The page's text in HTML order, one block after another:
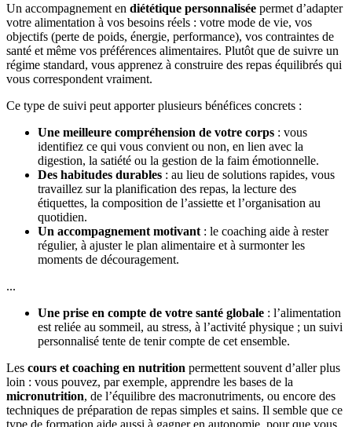
Un accompagnement en diététique personnalisée permet d’adapter
votre alimentation à vos besoins réels : votre mode de vie, vos
objectifs (perte de poids, énergie, performance), vos contraintes de
santé et même vos préférences alimentaires. Plutôt que de suivre un
régime standard, vous apprenez à construire des repas équilibrés qui
vous correspondent vraiment.
Ce type de suivi peut apporter plusieurs bénéfices concrets :
Une meilleure compréhension de votre corps : vous
identifiez ce qui vous convient ou non, en lien avec la
digestion, la satiété ou la gestion de la faim émotionnelle.
Des habitudes durables : au lieu de solutions rapides, vous
travaillez sur la planification des repas, la lecture des
étiquettes, la composition de l’assiette et l’organisation au
quotidien.
Un accompagnement motivant : le coaching aide à rester
régulier, à ajuster le plan alimentaire et à surmonter les
moments de découragement.
...
Une prise en compte de votre santé globale : l’alimentation
est reliée au sommeil, au stress, à l’activité physique ; un suivi
personnalisé tente de tenir compte de cet ensemble.
Les cours et coaching en nutrition permettent souvent d’aller plus
loin : vous pouvez, par exemple, apprendre les bases de la
micronutrition, de l’équilibre des macronutriments, ou encore des
techniques de préparation de repas simples et sains. Il semble que ce
type de formation aide aussi à gagner en autonomie, pour que vous